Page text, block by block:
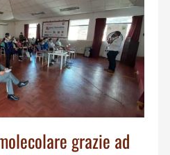
grazie ad